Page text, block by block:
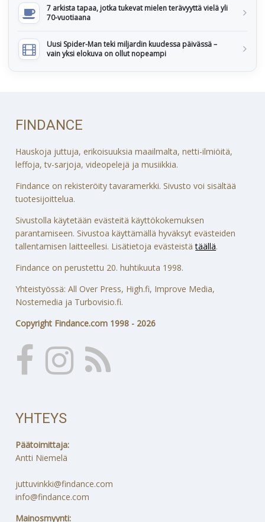
7 arkista tapaa, jotka tukevat mielen terävyyttä vielä yli
70-vuotiaana
Uusi Spider-Man teki miljardin kuudessa päivässä –
vain yksi elokuva on ollut nopeampi
FINDANCE
Hauskoja juttuja, erikoisuuksia maailmalta, netti-ilmiöitä,
leffoja, tv-sarjoja, videopelejä ja musiikkia.
Findance on rekisteröity tavaramerkki. Sivusto voi sisältää
tuotesijoittelua.
Sivustolla käytetään evästeitä käyttökokemuksen
parantamiseen. Sivustoa käyttämällä hyväksyt evästeiden
tallentamisen laitteellesi. Lisätietoja evästeistätäällä.
Findance on perustettu 20. huhtikuuta 1998.
Yhteistyössä: All Over Press, High.fi, Improve Media,
Nostemedia ja Turbovisio.fi.
Copyright Findance.com 1998 - 2026
YHTEYS
Päätoimittaja:
Antti Niemelä
juttuvinkki@findance.com
info@findance.com
Mainosmyynti: